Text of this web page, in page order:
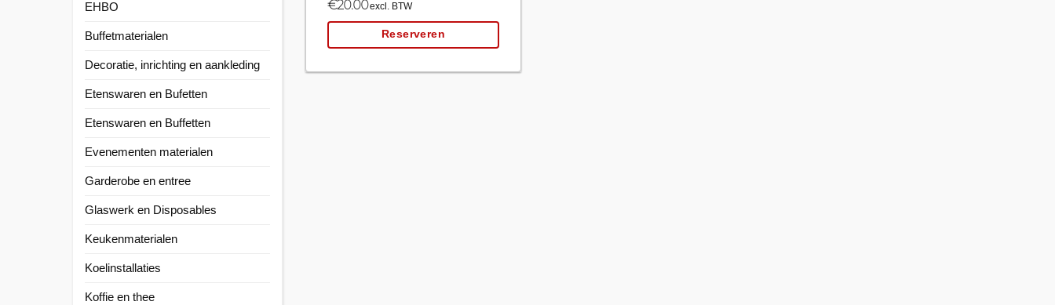
EHBO
Buffetmaterialen
Decoratie, inrichting en aankleding
Etenswaren en Bufetten
Etenswaren en Buffetten
Evenementen materialen
Garderobe en entree
Glaswerk en Disposables
Keukenmaterialen
Koelinstallaties
Koffie en thee
€20.00excl. BTW
Reserveren